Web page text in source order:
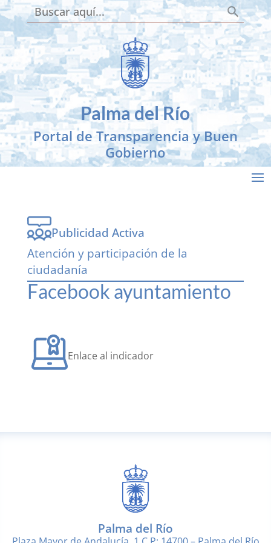
Skip to content
Buscar:
Palma del Río
Portal de Transparencia y Buen
Gobierno
Publicidad Activa
Atención y participación de la
ciudadanía
Facebook ayuntamiento
Enlace al indicador
Palma del Río